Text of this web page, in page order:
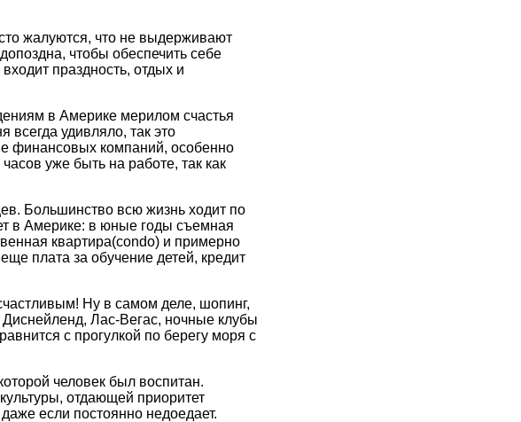
жалуются, что не выдерживают
чтобы обеспечить себе
праздность, отдых и
в Америке мерилом счастья
всегда удивляло, так это
финансовых компаний, особенно
уже быть на работе, так как
Большинство всю жизнь ходит по
в Америке: в юные годы съемная
квартира(condo) и примерно
плата за обучение детей, кредит
Ну в самом деле, шопинг,
Диснейленд, Лас-Вегас, ночные клубы
с прогулкой по берегу моря с
человек был воспитан.
отдающей приоритет
если постоянно недоедает.